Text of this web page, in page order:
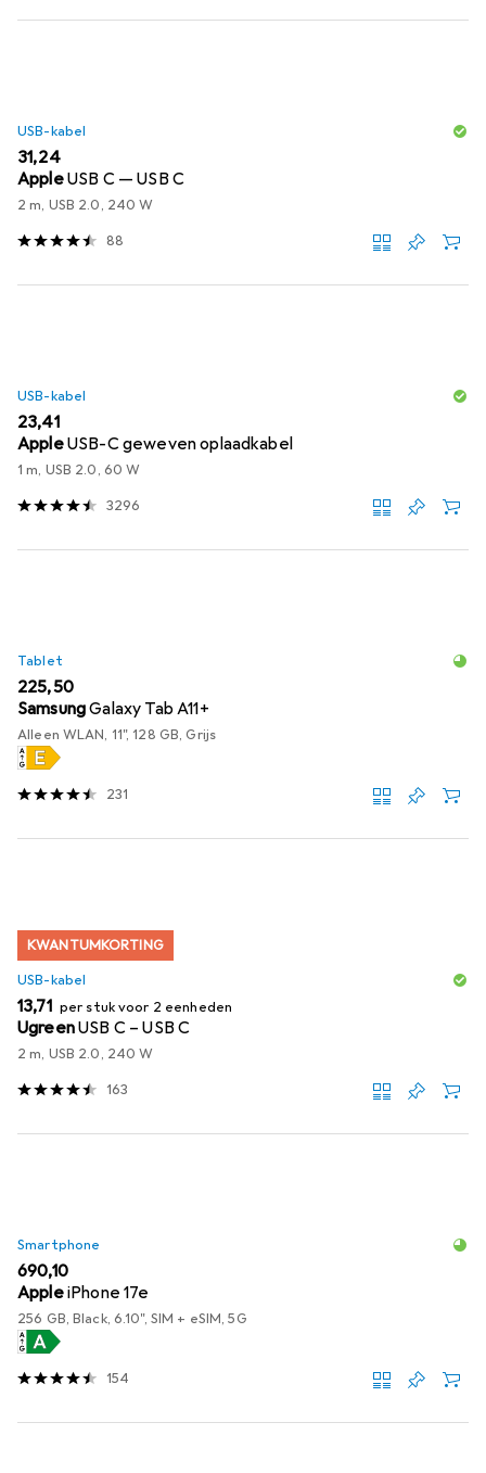
USB-kabel
EUR
31,24
AppleUSB C — USB C
2 m, USB 2.0, 240 W
88
USB-kabel
EUR
23,41
AppleUSB-C geweven oplaadkabel
1 m, USB 2.0, 60 W
3296
Tablet
EUR
225,50
SamsungGalaxy Tab A11+
Alleen WLAN, 11", 128 GB, Grijs
231
KWANTUMKORTING
USB-kabel
EUR
13,71 per stuk voor 2 eenheden
UgreenUSB C – USB C
2 m, USB 2.0, 240 W
163
Smartphone
EUR
690,10
AppleiPhone 17e
256 GB, Black, 6.10", SIM + eSIM, 5G
154